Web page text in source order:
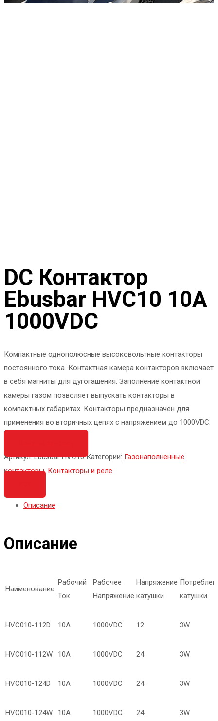
DC Контактор
Ebusbar HVC10 10A
1000VDC
Компактные однополюсные высоковольтные контакторы
постоянного тока. Контактная камера контакторов включает
в себя магниты для дугогашения. Заполнение контактной
камеры газом позволяет выпускать контакторы в
компактных габаритах. Контакторы предназначен для
применения во вторичных цепях с напряжением до 1000VDC.
Артикул: Ebusbar HVC10Категории: Газонаполненные
контакторы, Контакторы и реле
Описание
Описание
Наименование
Рабочий
Ток
Рабочее
Напряжение
Напряжение
катушки
катушки
HVC010-112D 10А 1000VDC 12 3W
HVC010-112W 10А 1000VDC 24 3W
HVC010-124D 10А 1000VDC 24 3W
HVC010-124W 10А 1000VDC 24 3W